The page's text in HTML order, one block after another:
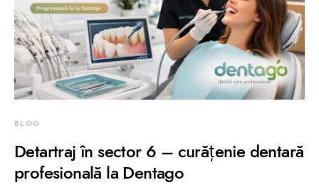
BLOG
Detartraj în sector 6 – curățenie dentară
profesională la Dentago